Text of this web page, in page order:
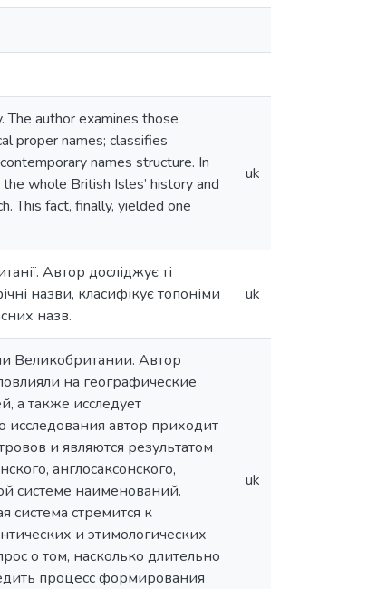
The author examines those
proper names; classifies
names structure. In
whole British Isles’ history and
This fact, finally, yielded one
uk
Автор досліджує ті
назви, класифікує топоніми
назв.
uk
Великобритании. Автор
на географические
а также исследует
автор приходит
и являются результатом
англосаксонского,
системе наименований.
система стремится к
и этимологических
о том, насколько длительно
процесс формирования
uk